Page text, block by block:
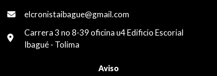
elcronistaibague@gmail.com
Carrera 3 no 8-39 oficina u4 Edificio Escorial
Ibagué - Tolima
Aviso